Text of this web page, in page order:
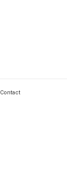
Contact